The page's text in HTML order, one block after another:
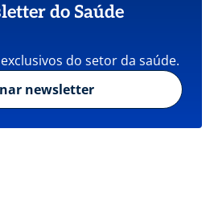
do Saúde
do setor da saúde.
newsletter